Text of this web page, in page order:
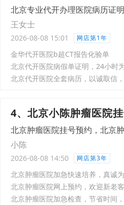
北京专业代开办理医院病历证
王女士
2026-08-08 15:01 网店第1年
金华代开医院b超CT报告化验单
北京代开医院病假单证明，24小时
北京代开医院全套病历，以诚取信
4、北京小陈肿瘤医院
北京肿瘤医院挂号预约，北京
小陈
2026-08-08 14:50 网店第3年
北京肿瘤医院加急快速培养，真诚
北京肿瘤医院网上预约，欢迎新老
北京肿瘤医院加急检查，节省时间